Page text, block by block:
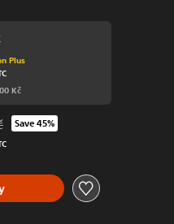
original price of 829,00 Kč
Plus
Kč
from original price of 829,00
Save 45%